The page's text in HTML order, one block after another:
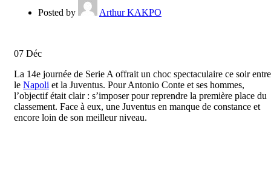
Posted by Arthur KAKPO
07 Déc
La 14e journée de Serie A offrait un choc spectaculaire ce soir entre
le Napoli et la Juventus. Pour Antonio Conte et ses hommes,
l’objectif était clair : s’imposer pour reprendre la première place du
classement. Face à eux, une Juventus en manque de constance et
encore loin de son meilleur niveau.